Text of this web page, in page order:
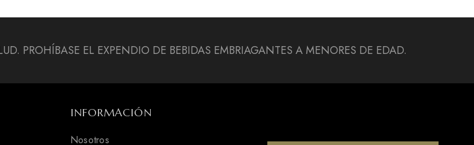
PROHÍBASE EL EXPENDIO DE BEBIDAS EMBRIAGANTES A MENORES DE EDAD.
INFORMACIÓN
Nosotros